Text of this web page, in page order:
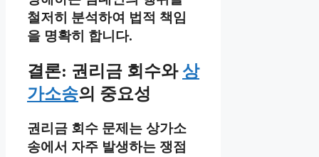
철저히 분석하여 법적 책임
을 명확히 합니다.
결론: 권리금 회수와상
가소송의 중요성
권리금 회수 문제는 상가소
송에서 자주 발생하는 쟁점